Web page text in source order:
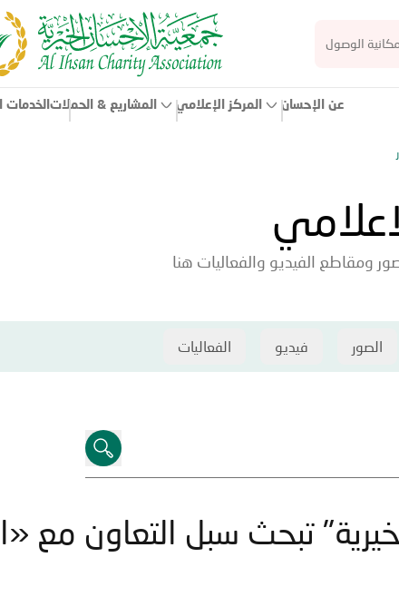
الوصول
عن الإحسان المركز الإعلامي المشاريع & الحملات الخدمات
ومقاطع الفيديو والفعاليات هنا
الصور فيديو الفعاليات
تبحث سبل التعاون مع